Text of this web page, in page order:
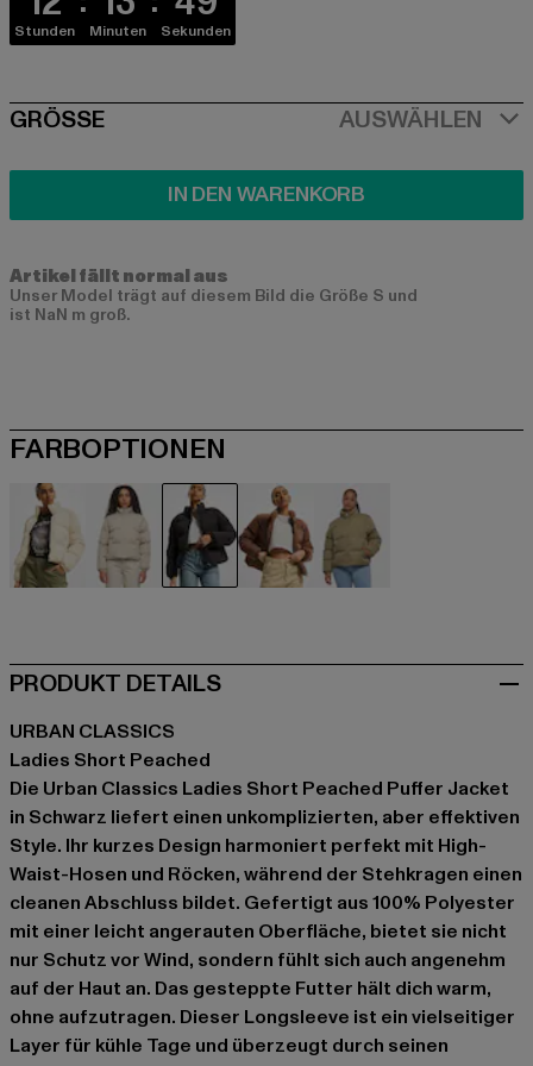
Stunden Minuten Sekunden
SIZE
GRÖSSE AUSWÄHLEN
IN DEN WARENKORB
Artikel fällt normal aus
Unser Model trägt auf diesem Bild die Größe S und
ist NaN m groß.
FARBOPTIONEN
PRODUKT DETAILS
URBAN CLASSICS
Ladies Short Peached
Die Urban Classics Ladies Short Peached Puffer Jacket
in Schwarz liefert einen unkomplizierten, aber effektiven
Style. Ihr kurzes Design harmoniert perfekt mit High-
Waist-Hosen und Röcken, während der Stehkragen einen
cleanen Abschluss bildet. Gefertigt aus 100% Polyester
mit einer leicht angerauten Oberfläche, bietet sie nicht
nur Schutz vor Wind, sondern fühlt sich auch angenehm
auf der Haut an. Das gesteppte Futter hält dich warm,
ohne aufzutragen. Dieser Longsleeve ist ein vielseitiger
Layer für kühle Tage und überzeugt durch seinen